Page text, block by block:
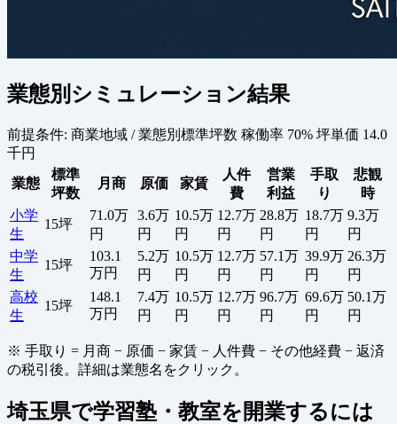
業態別シミュレーション結果
前提条件: 商業地域 / 業態別標準坪数 稼働率 70% 坪単価 14.0
千円
業態
標準
坪数
月商 原価 家賃
人件
費
営業
利益
手取
り
悲観
時
小学
生
15坪
71.0万
円
3.6万
円
10.5万
円
12.7万
円
28.8万
円
18.7万
円
9.3万
円
中学
生
15坪
103.1
万円
5.2万
円
10.5万
円
12.7万
円
57.1万
円
39.9万
円
26.3万
円
高校
生
15坪
148.1
万円
7.4万
円
10.5万
円
12.7万
円
96.7万
円
69.6万
円
50.1万
円
※ 手取り = 月商 − 原価 − 家賃 − 人件費 − その他経費 − 返済
の税引後。詳細は業態名をクリック。
埼玉県で学習塾・教室を開業するには